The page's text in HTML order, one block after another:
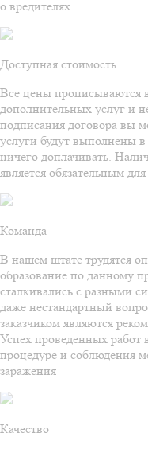
о вредителях
Доступная стоимость
Все цены прописываются
дополнительных услуг и
подписания договора вы
услуги будут выполнены
ничего доплачивать.
является обязательным
Команда
В нашем штате трудятся
образование по данному
сталкивались с разными
даже нестандартный
заказчиком являются
Успех проведенных работ
процедуре и соблюдения
заражения
Качество